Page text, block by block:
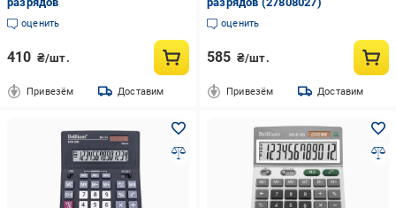
оценить
410 ₴/шт.
Привезём Доставим
оценить
585 ₴/шт.
Привезём Доставим